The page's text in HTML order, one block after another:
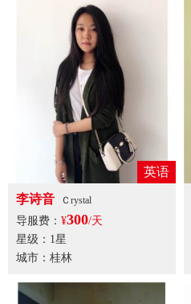
英语
李诗音
Ｃrystal
导服费： ¥300/天
星级：1星
城市：桂林